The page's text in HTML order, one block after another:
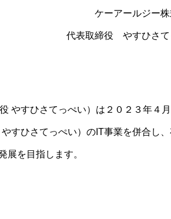
ケーアールジー
代表取締役 やすひさて
やすひさてっぺい）は２０２３年４月
すひさてっぺい）のIT事業を併合し
展を目指します。